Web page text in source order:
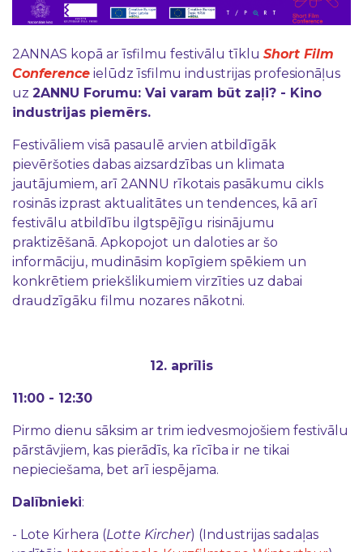
2ANNAS kopā ar īsfilmu festivālu tīklu Short Film
Conference ielūdz īsfilmu industrijas profesionāļus
uz 2ANNU Forumu: Vai varam būt zaļi? - Kino
industrijas piemērs.
Festivāliem visā pasaulē arvien atbildīgāk
pievēršoties dabas aizsardzības un klimata
jautājumiem, arī 2ANNU rīkotais pasākumu cikls
rosinās izprast aktualitātes un tendences, kā arī
festivālu atbildību ilgtspējīgu risinājumu
praktizēšanā. Apkopojot un daloties ar šo
informāciju, mudināsim kopīgiem spēkiem un
konkrētiem priekšlikumiem virzīties uz dabai
draudzīgāku filmu nozares nākotni.
12. aprīlis
11:00 - 12:30
Pirmo dienu sāksim ar trim iedvesmojošiem festivālu
pārstāvjiem, kas pierādīs, ka rīcība ir ne tikai
nepieciešama, bet arī iespējama.
Dalībnieki:
- Lote Kirhera (Lotte Kircher) (Industrijas sadaļas